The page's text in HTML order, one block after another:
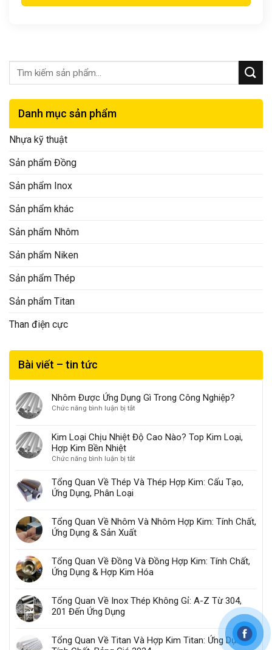
Danh mục sản phẩm
Nhựa kỹ thuật
Sản phẩm Đồng
Sản phẩm Inox
Sản phẩm khác
Sản phẩm Nhôm
Sản phẩm Niken
Sản phẩm Thép
Sản phẩm Titan
Than điện cực
Bài viết – tin tức
Nhôm Được Ứng Dụng Gì Trong Công Nghiệp?
Chức năng bình luận bị tắtở
Ứng
Gì
Công
Kim Loại Chịu Nhiệt Độ Cao Nào? Top Kim Loại,
Hợp Kim Bền Nhiệt
Chức năng bình luận bị tắtở
Loại
Cao
Nào?
Loại,
Hợp
Nhiệt
Tổng Quan Về Thép Và Thép Hợp Kim: Cấu Tạo,
Ứng Dụng, Phân Loại
Tổng Quan Về Nhôm Và Nhôm Hợp Kim: Tính Chất,
Ứng Dụng & Sản Xuất
Tổng Quan Về Đồng Và Đồng Hợp Kim: Tính Chất,
Ứng Dụng & Hợp Kim Hóa
Tổng Quan Về Inox Thép Không Gỉ: A-Z Từ 304,
201 Đến Ứng Dụng
Tổng Quan Về Titan Và Hợp Kim Titan: Ứng Dụng,